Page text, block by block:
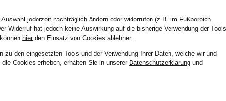
jederzeit nachträglich ändern oder widerrufen (z.B. im Fußbereich
Widerruf hat jedoch keine Auswirkung auf die bisherige Verwendung der Tools
hierden Einsatz von Cookies ablehnen.
zu den eingesetzten Tools und der Verwendung Ihrer Daten, welche wir und
die Cookies erheben, erhalten Sie in unserer Datenschutzerklärung und